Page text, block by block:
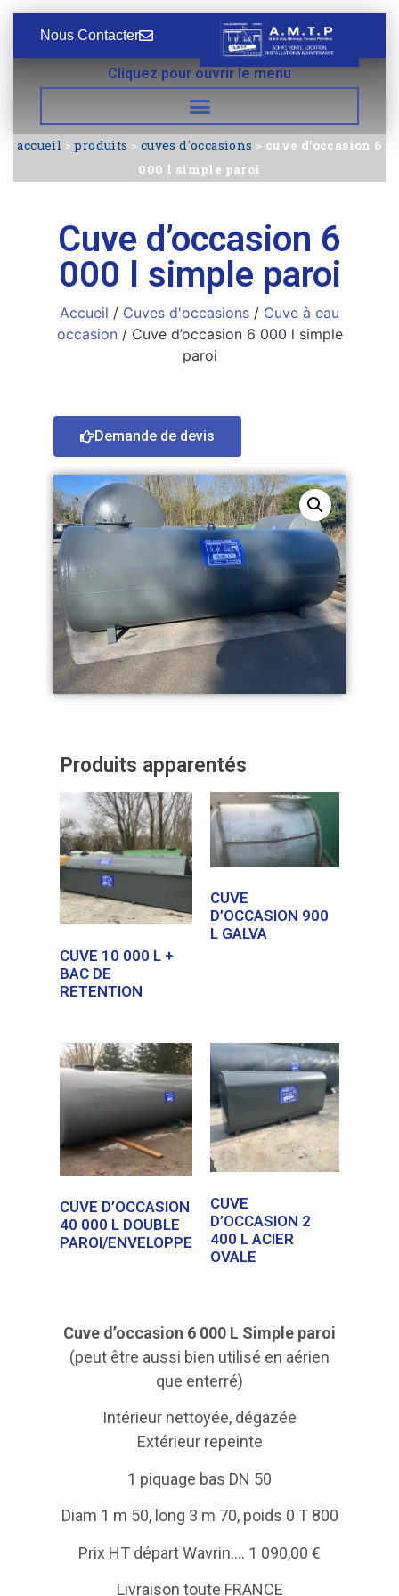
Nous Contacter
Cliquez pour ouvrir le menu
accueil >produits > cuves d'occasions > cuve d’occasion 6
000 l simple paroi
Cuve d’occasion 6
000 l simple paroi
Accueil / Cuves d'occasions / Cuve à eau
occasion / Cuve d’occasion 6 000 l simple
paroi
Demande de devis
Produits apparentés
CUVE 10 000 L +
BAC DE
RETENTION
CUVE
D’OCCASION 900
L GALVA
CUVE D’OCCASION
40 000 L DOUBLE
PAROI/ENVELOPPE
CUVE
D’OCCASION 2
400 L ACIER
OVALE
Cuve d’occasion 6 000 L Simple paroi
(peut être aussi bien utilisé en aérien
que enterré)
Intérieur nettoyée, dégazée
Extérieur repeinte
1 piquage bas DN 50
Diam 1 m 50, long 3 m 70, poids 0 T 800
Prix HT départ Wavrin…. 1 090,00 €
Livraison toute FRANCE